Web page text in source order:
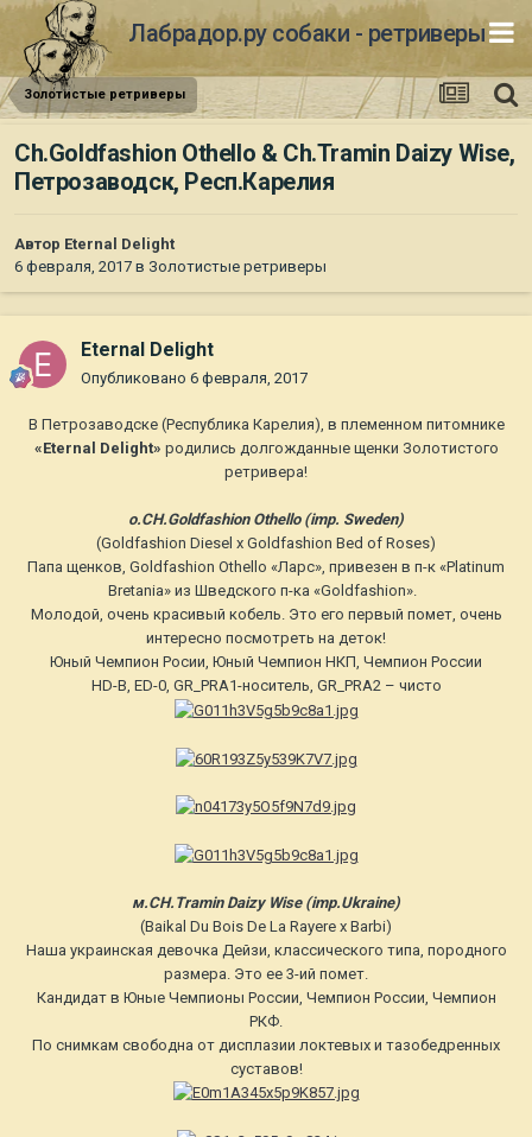
Лабрадор.ру собаки - ретриверы
Золотистые ретриверы
Ch.Goldfashion Othello & Ch.Tramin Daizy Wise,
Петрозаводск, Респ.Карелия
Автор Eternal Delight
6 февраля, 2017 в Золотистые ретриверы
Eternal Delight
Опубликовано 6 февраля, 2017
В Петрозаводске (Республика Карелия), в племенном питомнике
«Eternal Delight» родились долгожданные щенки Золотистого
ретривера!
о.CH.Goldfashion Othello (imp. Sweden)
(Goldfashion Diesel x Goldfashion Bed of Roses)
Папа щенков, Goldfashion Othello «Ларс», привезен в п-к «Platinum
Bretania» из Шведского п-ка «Goldfashion».
Молодой, очень красивый кобель. Это его первый помет, очень
интересно посмотреть на деток!
Юный Чемпион Росии, Юный Чемпион НКП, Чемпион России
HD-B, ED-0, GR_PRA1-носитель, GR_PRA2 – чисто
м.CH.Tramin Daizy Wise (imp.Ukraine)
(Baikal Du Bois De La Rayere х Barbi)
Наша украинская девочка Дейзи, классического типа, породного
размера. Это ее 3-ий помет.
Кандидат в Юные Чемпионы России, Чемпион России, Чемпион
РКФ.
По снимкам свободна от дисплазии локтевых и тазобедренных
суставов!